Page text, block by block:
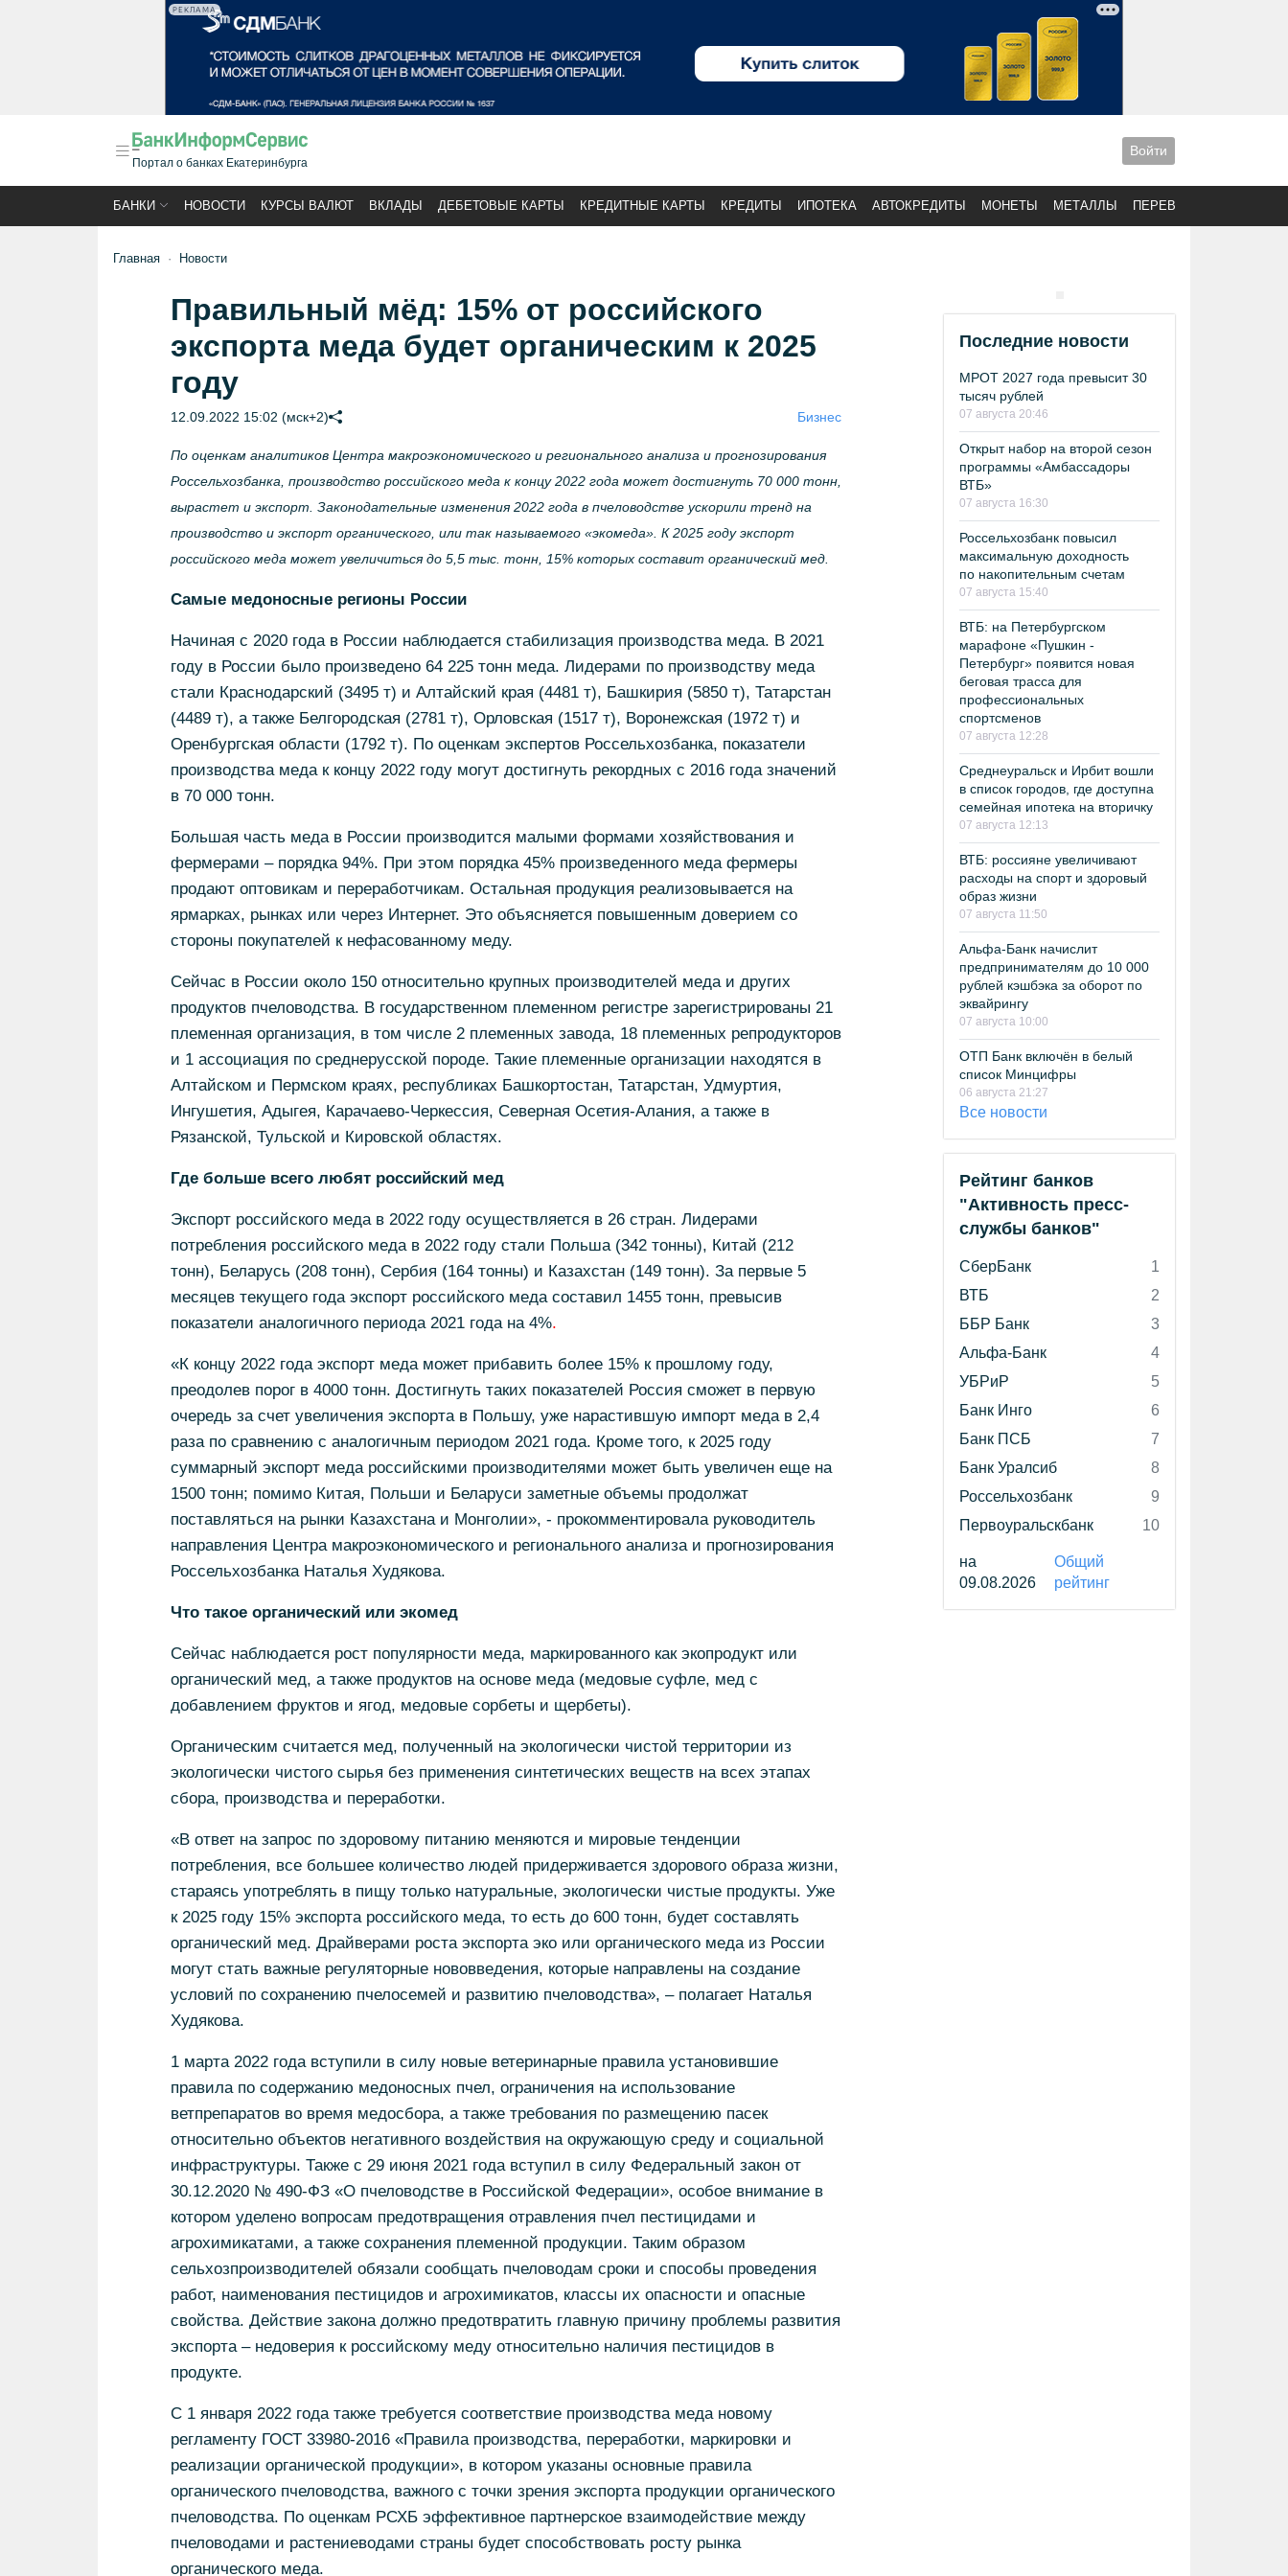
РЕКЛАМА
Портал о банках Екатеринбурга
Войти
БАНКИ НОВОСТИ КУРСЫ ВАЛЮТ ВКЛАДЫ ДЕБЕТОВЫЕ КАРТЫ КРЕДИТНЫЕ КАРТЫ КРЕДИТЫ ИПОТЕКА АВТОКРЕДИТЫ МОНЕТЫ МЕТАЛЛЫ ПЕРЕВОДЫ
Главная Новости
Правильный мёд: 15% от российского
экспорта меда будет органическим к 2025
году
12.09.2022 15:02 (мск+2) Бизнес
По оценкам аналитиков Центра макроэкономического и регионального анализа и прогнозирования
Россельхозбанка, производство российского меда к концу 2022 года может достигнуть 70 000 тонн,
вырастет и экспорт. Законодательные изменения 2022 года в пчеловодстве ускорили тренд на
производство и экспорт органического, или так называемого «экомеда». К 2025 году экспорт
российского меда может увеличиться до 5,5 тыс. тонн, 15% которых составит органический мед.
Самые медоносные регионы России
Начиная с 2020 года в России наблюдается стабилизация производства меда. В 2021
году в России было произведено 64 225 тонн меда. Лидерами по производству меда
стали Краснодарский (3495 т) и Алтайский края (4481 т), Башкирия (5850 т), Татарстан
(4489 т), а также Белгородская (2781 т), Орловская (1517 т), Воронежская (1972 т) и
Оренбургская области (1792 т). По оценкам экспертов Россельхозбанка, показатели
производства меда к концу 2022 году могут достигнуть рекордных с 2016 года значений
в 70 000 тонн.
Большая часть меда в России производится малыми формами хозяйствования и
фермерами – порядка 94%. При этом порядка 45% произведенного меда фермеры
продают оптовикам и переработчикам. Остальная продукция реализовывается на
ярмарках, рынках или через Интернет. Это объясняется повышенным доверием со
стороны покупателей к нефасованному меду.
Сейчас в России около 150 относительно крупных производителей меда и других
продуктов пчеловодства. В государственном племенном регистре зарегистрированы 21
племенная организация, в том числе 2 племенных завода, 18 племенных репродукторов
и 1 ассоциация по среднерусской породе. Такие племенные организации находятся в
Алтайском и Пермском краях, республиках Башкортостан, Татарстан, Удмуртия,
Ингушетия, Адыгея, Карачаево-Черкессия, Северная Осетия-Алания, а также в
Рязанской, Тульской и Кировской областях.
Где больше всего любят российский мед
Экспорт российского меда в 2022 году осуществляется в 26 стран. Лидерами
потребления российского меда в 2022 году стали Польша (342 тонны), Китай (212
тонн), Беларусь (208 тонн), Сербия (164 тонны) и Казахстан (149 тонн). За первые 5
месяцев текущего года экспорт российского меда составил 1455 тонн, превысив
показатели аналогичного периода 2021 года на 4%.
«К концу 2022 года экспорт меда может прибавить более 15% к прошлому году,
преодолев порог в 4000 тонн. Достигнуть таких показателей Россия сможет в первую
очередь за счет увеличения экспорта в Польшу, уже нарастившую импорт меда в 2,4
раза по сравнению с аналогичным периодом 2021 года. Кроме того, к 2025 году
суммарный экспорт меда российскими производителями может быть увеличен еще на
1500 тонн; помимо Китая, Польши и Беларуси заметные объемы продолжат
поставляться на рынки Казахстана и Монголии», - прокомментировала руководитель
направления Центра макроэкономического и регионального анализа и прогнозирования
Россельхозбанка Наталья Худякова.
Что такое органический или экомед
Сейчас наблюдается рост популярности меда, маркированного как экопродукт или
органический мед, а также продуктов на основе меда (медовые суфле, мед с
добавлением фруктов и ягод, медовые сорбеты и щербеты).
Органическим считается мед, полученный на экологически чистой территории из
экологически чистого сырья без применения синтетических веществ на всех этапах
сбора, производства и переработки.
«В ответ на запрос по здоровому питанию меняются и мировые тенденции
потребления, все большее количество людей придерживается здорового образа жизни,
стараясь употреблять в пищу только натуральные, экологически чистые продукты. Уже
к 2025 году 15% экспорта российского меда, то есть до 600 тонн, будет составлять
органический мед. Драйверами роста экспорта эко или органического меда из России
могут стать важные регуляторные нововведения, которые направлены на создание
условий по сохранению пчелосемей и развитию пчеловодства», – полагает Наталья
Худякова.
1 марта 2022 года вступили в силу новые ветеринарные правила установившие
правила по содержанию медоносных пчел, ограничения на использование
ветпрепаратов во время медосбора, а также требования по размещению пасек
относительно объектов негативного воздействия на окружающую среду и социальной
инфраструктуры. Также с 29 июня 2021 года вступил в силу Федеральный закон от
30.12.2020 № 490-ФЗ «О пчеловодстве в Российской Федерации», особое внимание в
котором уделено вопросам предотвращения отравления пчел пестицидами и
агрохимикатами, а также сохранения племенной продукции. Таким образом
сельхозпроизводителей обязали сообщать пчеловодам сроки и способы проведения
работ, наименования пестицидов и агрохимикатов, классы их опасности и опасные
свойства. Действие закона должно предотвратить главную причину проблемы развития
экспорта – недоверия к российскому меду относительно наличия пестицидов в
продукте.
С 1 января 2022 года также требуется соответствие производства меда новому
регламенту ГОСТ 33980-2016 «Правила производства, переработки, маркировки и
реализации органической продукции», в котором указаны основные правила
органического пчеловодства, важного с точки зрения экспорта продукции органического
пчеловодства. По оценкам РСХБ эффективное партнерское взаимодействие между
пчеловодами и растениеводами страны будет способствовать росту рынка
органического меда.
Последние новости
МРОТ 2027 года превысит 30
тысяч рублей
07 августа 20:46
Открыт набор на второй сезон
программы «Амбассадоры
ВТБ»
07 августа 16:30
Россельхозбанк повысил
максимальную доходность
по накопительным счетам
07 августа 15:40
ВТБ: на Петербургском
марафоне «Пушкин -
Петербург» появится новая
беговая трасса для
профессиональных
спортсменов
07 августа 12:28
Среднеуральск и Ирбит вошли
в список городов, где доступна
семейная ипотека на вторичку
07 августа 12:13
ВТБ: россияне увеличивают
расходы на спорт и здоровый
образ жизни
07 августа 11:50
Альфа-Банк начислит
предпринимателям до 10 000
рублей кэшбэка за оборот по
эквайрингу
07 августа 10:00
ОТП Банк включён в белый
список Минцифры
06 августа 21:27
Все новости
Рейтинг банков
"Активность пресс-
службы банков"
СберБанк
1
ВТБ
2
ББР Банк
3
Альфа-Банк
4
УБРиР
5
Банк Инго
6
Банк ПСБ
7
Банк Уралсиб
8
Россельхозбанк
9
Первоуральскбанк
10
на
09.08.2026
Общий
рейтинг